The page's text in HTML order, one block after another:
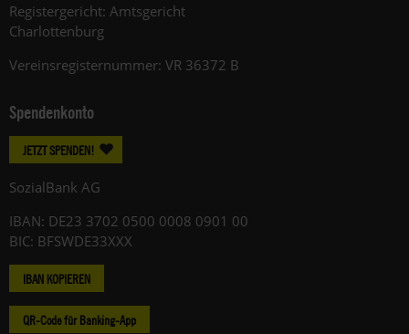
Registergericht: Amtsgericht
Charlottenburg
Vereinsregisternummer: VR 36372 B
Spendenkonto
JETZT SPENDEN!
SozialBank AG
IBAN: DE23 3702 0500 0008 0901 00
BIC: BFSWDE33XXX
IBAN KOPIEREN
QR-Code für Banking-App